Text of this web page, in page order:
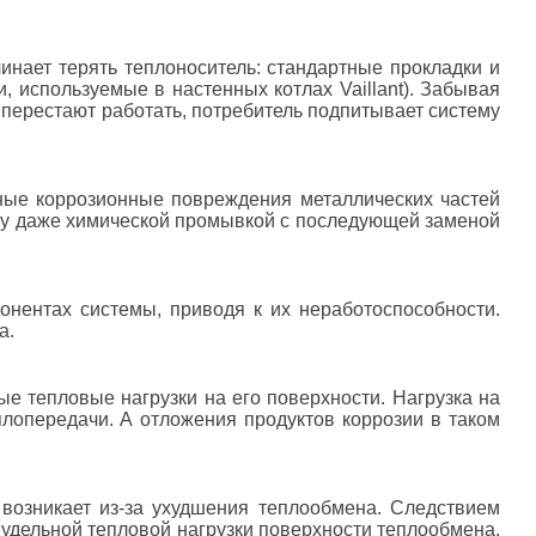
терять теплоноситель: стандартные прокладки и
используемые в настенных котлах Vaillant). Забывая
работать, потребитель подпитывает систему
коррозионные повреждения металлических частей
химической промывкой с последующей заменой
системы, приводя к их неработоспособности.
нагрузки на его поверхности. Нагрузка на
А отложения продуктов коррозии в таком
из-за ухудшения теплообмена. Следствием
тепловой нагрузки поверхности теплообмена,